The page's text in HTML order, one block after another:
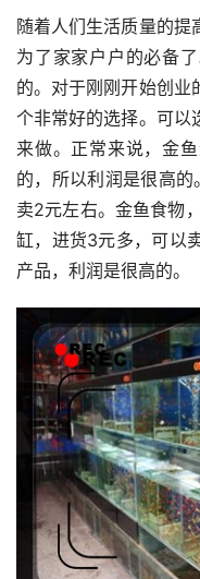
随着人们生活质量的提
为了家家户户的必备
的。对于刚刚开始创业
个非常好的选择。可以
来做。正常来说，金
的，所以利润是很高的
卖2元左右。金鱼食物
缸，进货3元多，可以
产品，利润是很高的。